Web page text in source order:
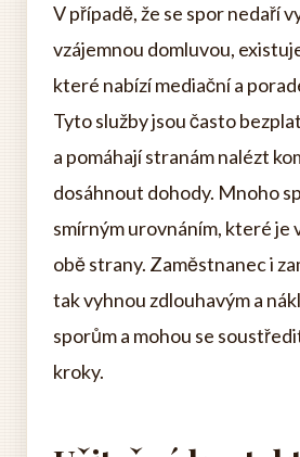
V případě, že se spor nedaří
vzájemnou domluvou,
které nabízí mediační a
Tyto služby jsou často
a pomáhají stranám nalézt
dosáhnout dohody. Mnoho
smírným urovnáním, které je
obě strany. Zaměstnanec i
tak vyhnou zdlouhavým a
sporům a mohou se
kroky.